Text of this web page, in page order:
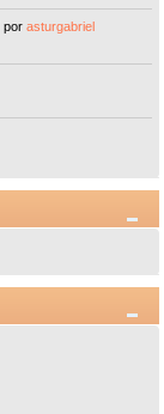
porasturgabriel